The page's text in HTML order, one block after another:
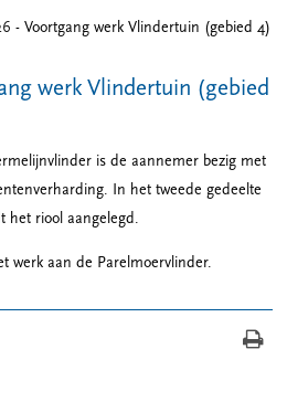
- Voortgang werk Vlindertuin (gebied 4)
werk Vlindertuin (gebied
is de aannemer bezig met
In het tweede gedeelte
het riool aangelegd.
werk aan de Parelmoervlinder.